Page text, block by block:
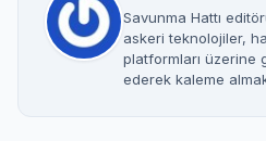
Savunma Hattı
askeri teknolojiler,
platformları üzerine
ederek kaleme